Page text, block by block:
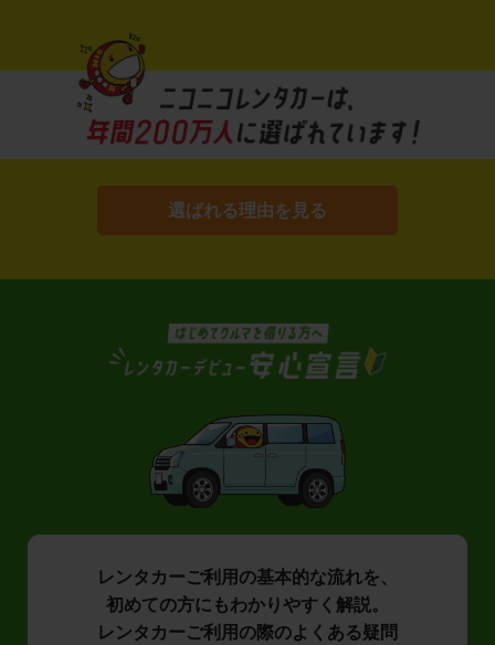
選ばれる理由を見る
レンタカーご利用の基本的な流れを、
初めての方にもわかりやすく解説。
レンタカーご利用の際のよくある疑問